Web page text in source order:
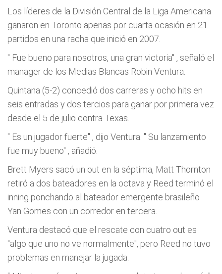
Los líderes de la División Central de la Liga Americana
ganaron en Toronto apenas por cuarta ocasión en 21
partidos en una racha que inició en 2007.
" Fue bueno para nosotros, una gran victoria" , señaló el
manager de los Medias Blancas Robin Ventura.
Quintana (5-2) concedió dos carreras y ocho hits en
seis entradas y dos tercios para ganar por primera vez
desde el 5 de julio contra Texas.
" Es un jugador fuerte" , dijo Ventura. " Su lanzamiento
fue muy bueno" , añadió.
Brett Myers sacó un out en la séptima, Matt Thornton
retiró a dos bateadores en la octava y Reed terminó el
inning ponchando al bateador emergente brasileño
Yan Gomes con un corredor en tercera.
Ventura destacó que el rescate con cuatro out es
"algo que uno no ve normalmente", pero Reed no tuvo
problemas en manejar la jugada.